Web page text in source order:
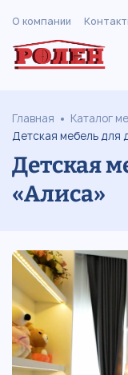
О компании
Главная Каталог
Детская мебель для
Детская
«Алиса»